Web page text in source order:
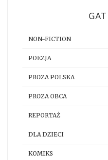
NON-FICTION
POEZJA
PROZA POLSKA
PROZA OBCA
REPORTAŻ
DLA DZIECI
KOMIKS